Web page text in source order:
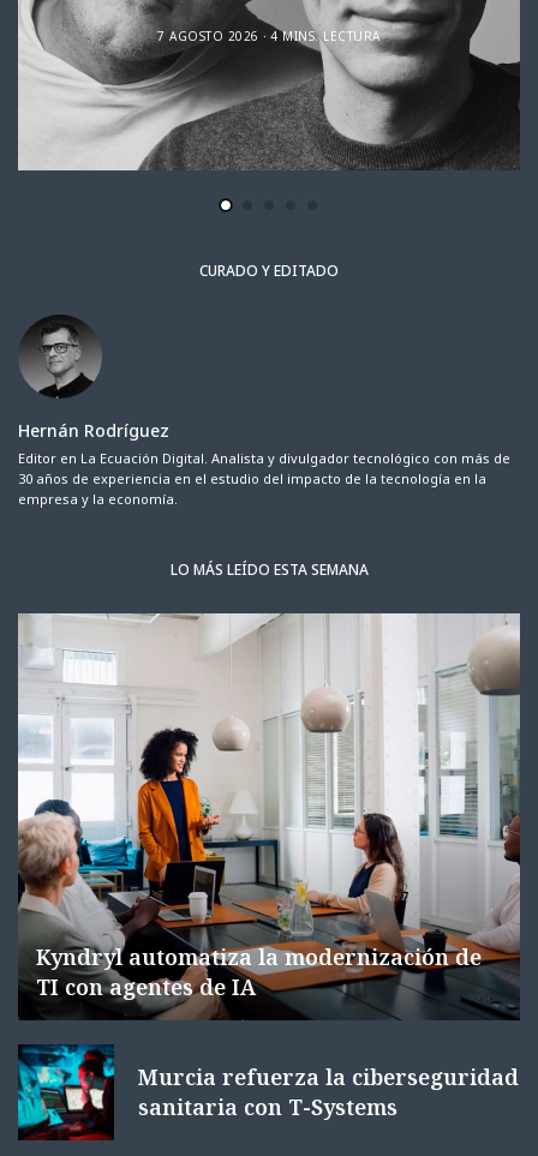
7 AGOSTO 2026 4 MINS. LECTURA
CURADO Y EDITADO
Hernán Rodríguez
Editor en La Ecuación Digital. Analista y divulgador tecnológico con más de
30 años de experiencia en el estudio del impacto de la tecnología en la
empresa y la economía.
LO MÁS LEÍDO ESTA SEMANA
Kyndryl automatiza la modernización de
TI con agentes de IA
Murcia refuerza la ciberseguridad
sanitaria con T-Systems